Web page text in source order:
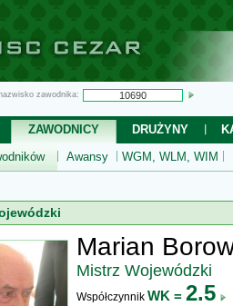
zawodnika:
ZAWODNICY DRUŻYNY
Awansy WGM, WLM, WIM
Marian
Mistrz Wojewódzki
Współczynnik WK = 2.5